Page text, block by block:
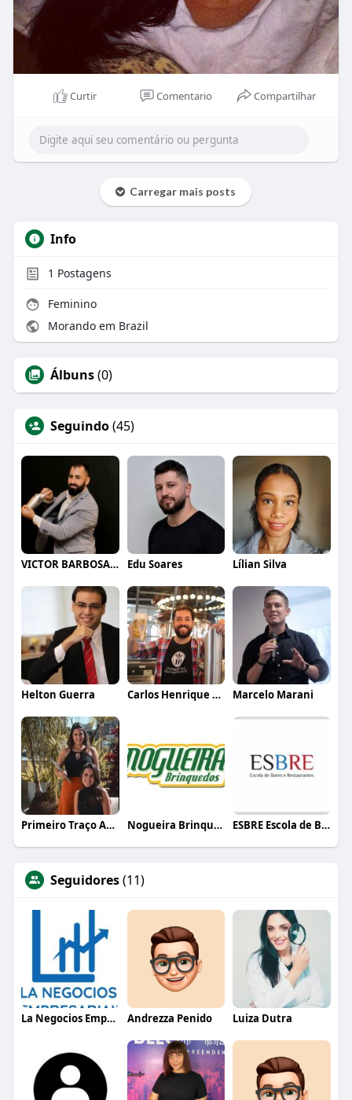
Curtir Comentario Compartilhar
Carregar mais posts
Info
1 Postagens
Feminino
Morando em Brazil
Álbuns(0)
Seguindo(45)
VICTOR BARBOSA QUARANTA Edu Soares Lílian Silva
Helton Guerra Carlos Henrique de Faria Vasconcelos Marcelo Marani
Primeiro Traço Arquitetura Nogueira Brinquedos ESBRE Escola de Bares e Restaurantes
Seguidores(11)
La Negocios Empresariais Andrezza Penido Luiza Dutra